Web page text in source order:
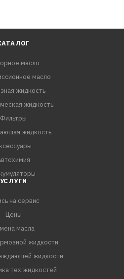
масло
масло
жидкость
жидкость
Фильтры
жидкость
УСЛУГИ
на сервис
Цены
масла
жидкости
жидкости
тех.жидкостей